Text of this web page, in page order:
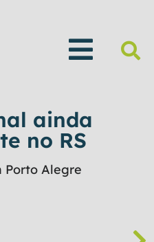
ainda
no RS
Porto Alegre